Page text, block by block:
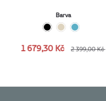
Barva
1 679,30 Kč 2 399,00 Kč